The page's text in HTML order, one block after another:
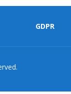
GDPR